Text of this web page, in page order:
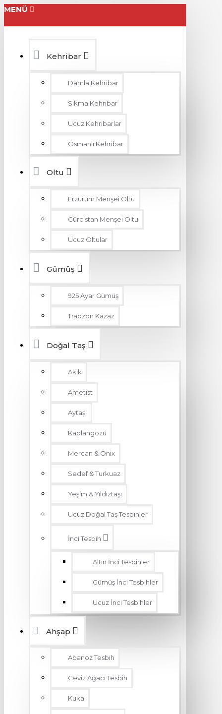
MENÜ
Kehribar
Damla Kehribar
Sıkma Kehribar
Ucuz Kehribarlar
Osmanlı Kehribar
Oltu
Erzurum Menşei Oltu
Gürcistan Menşei Oltu
Ucuz Oltular
Gümüş
925 Ayar Gümüş
Trabzon Kazaz
Doğal Taş
Akik
Ametist
Aytaşı
Kaplangözü
Mercan & Onix
Sedef & Turkuaz
Yeşim & Yıldıztaşı
Ucuz Doğal Taş Tesbihler
İnci Tesbih
Altın İnci Tesbihler
Gümüş İnci Tesbihler
Ucuz İnci Tesbihler
Ahşap
Abanoz Tesbih
Ceviz Ağacı Tesbih
Kuka